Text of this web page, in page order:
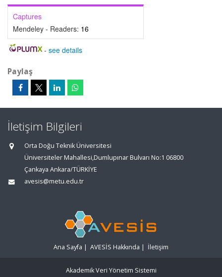
Captures
Mendeley - Readers: 16
- see details
Paylaş
İletişim Bilgileri
Orta Doğu Teknik Üniversitesi
Üniversiteler Mahallesi,Dumlupınar Bulvarı No:1 06800
Çankaya Ankara/TÜRKİYE
avesis@metu.edu.tr
Ana Sayfa | AVESİS Hakkında | İletişim
Akademik Veri Yönetim Sistemi